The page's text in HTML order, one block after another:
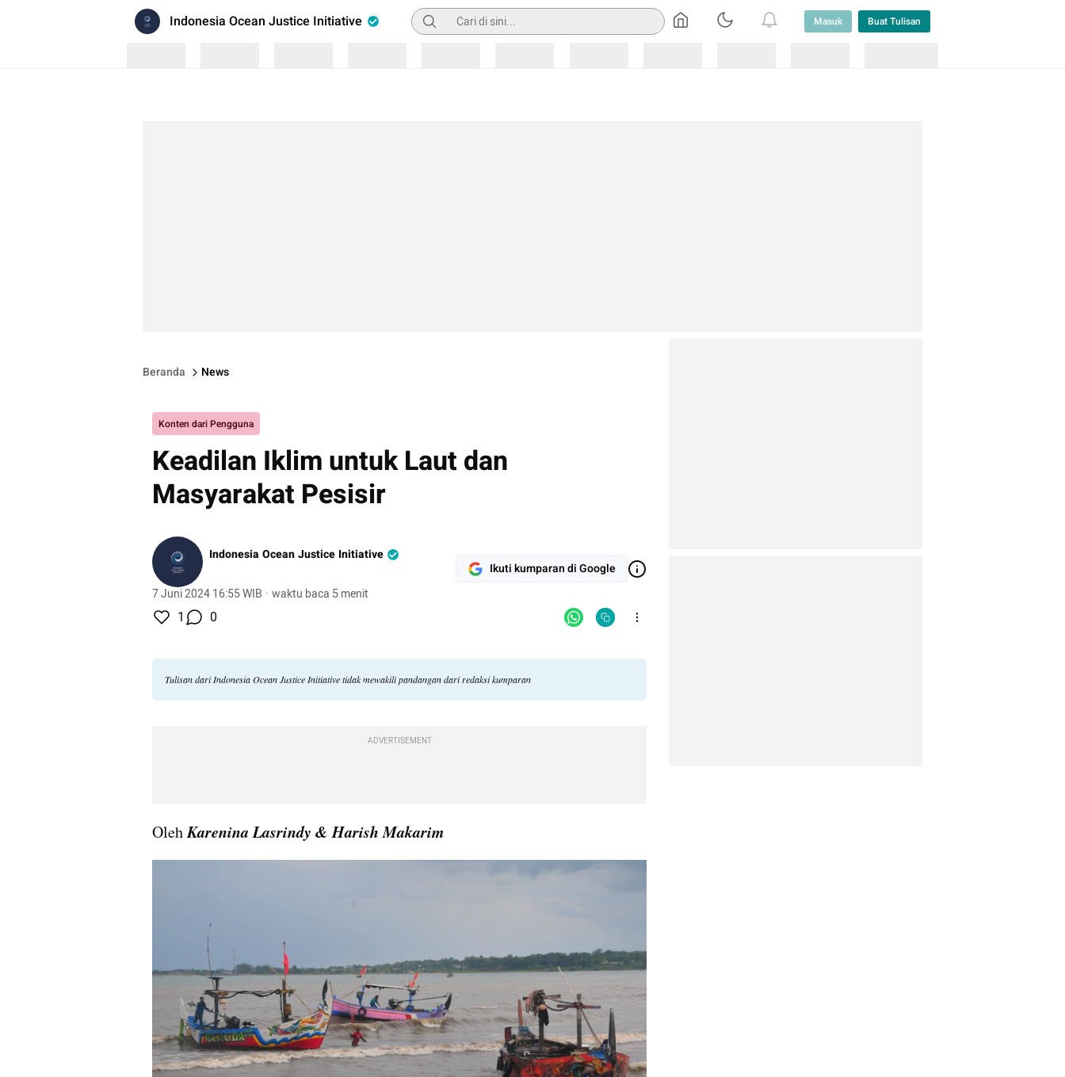
Indonesia Ocean Justice Initiative Pencarian Masuk Buat Tulisan
Beranda News
Konten dari Pengguna
Keadilan Iklim untuk Laut dan
Masyarakat Pesisir
Indonesia Ocean Justice Initiative
7 Juni 2024 16:55 WIB · waktu baca 5 menit
Ikuti kumparan di Google
1 0
Tulisan dari Indonesia Ocean Justice Initiative tidak mewakili pandangan dari redaksi kumparan
ADVERTISEMENT
OlehKarenina Lasrindy & Harish Makarim